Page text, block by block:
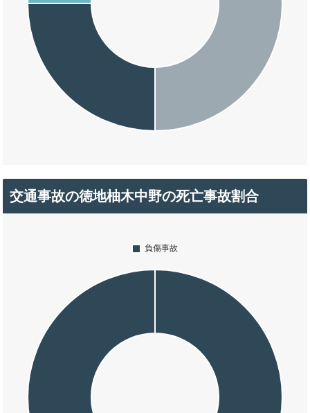
交通事故の徳地柚木中野の死亡事故割合